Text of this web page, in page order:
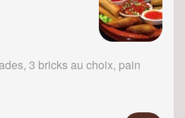
3 bricks au choix, pain